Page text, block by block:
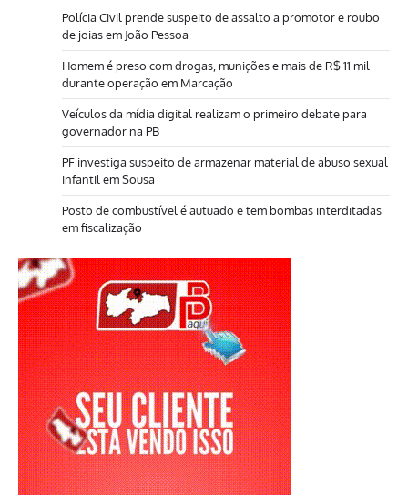
Polícia Civil prende suspeito de assalto a promotor e roubo
de joias em João Pessoa
Homem é preso com drogas, munições e mais de R$ 11 mil
durante operação em Marcação
Veículos da mídia digital realizam o primeiro debate para
governador na PB
PF investiga suspeito de armazenar material de abuso sexual
infantil em Sousa
Posto de combustível é autuado e tem bombas interditadas
em fiscalização